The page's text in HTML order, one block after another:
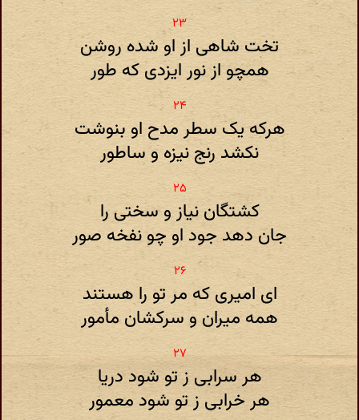
تخت شاهی از او شده روشن
همچو از نور ایزدی که طور
هرکه یک سطر مدح او بنوشت
نکشد رنج نیزه و ساطور
کشتگان نیاز و سختی را
جان دهد جود او چو نفخه صور
ای امیری که مر تو را هستند
همه میران و سرکشان مأمور
هر سرابی ز تو شود دریا
هر خرابی ز تو شود معمور